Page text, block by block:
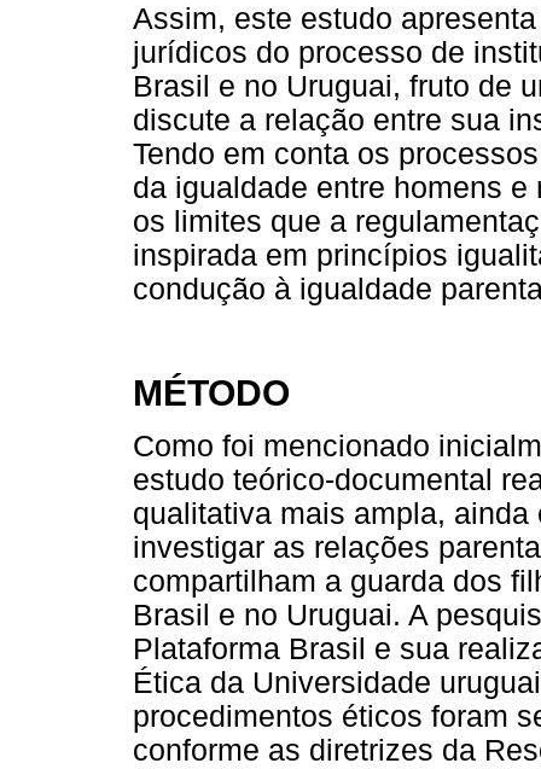
Assim, este estudo
jurídicos do processo de
Brasil e no Uruguai, fruto de
discute a relação entre sua
Tendo em conta os
da igualdade entre homens
os limites que a
inspirada em princípios
condução à igualdade
MÉTODO
Como foi mencionado
estudo teórico-documental
qualitativa mais ampla,
investigar as relações
compartilham a guarda dos
Brasil e no Uruguai. A
Plataforma Brasil e sua
Ética da Universidade
procedimentos éticos foram
conforme as diretrizes da